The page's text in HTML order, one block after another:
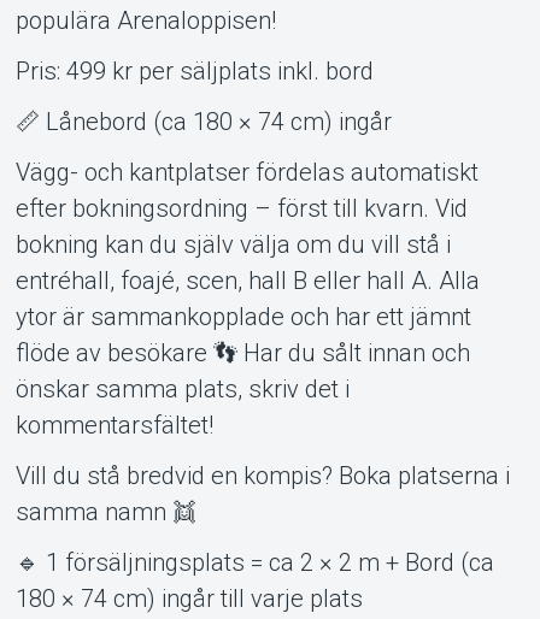
Om Tickster
populära Arenaloppisen!
Pris: 499 kr per säljplats inkl. bord
📏 Lånebord (ca 180 × 74 cm) ingår
Vägg- och kantplatser fördelas automatiskt
efter bokningsordning – först till kvarn. Vid
bokning kan du själv välja om du vill stå i
entréhall, foajé, scen, hall B eller hall A. Alla
ytor är sammankopplade och har ett jämnt
flöde av besökare 👣 Har du sålt innan och
önskar samma plats, skriv det i
kommentarsfältet!
Vill du stå bredvid en kompis? Boka platserna i
samma namn 👯
🔹 1 försäljningsplats = ca 2 × 2 m + Bord (ca
180 × 74 cm) ingår till varje plats